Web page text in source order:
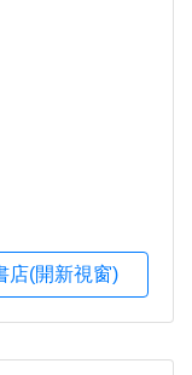
店(開新視窗)